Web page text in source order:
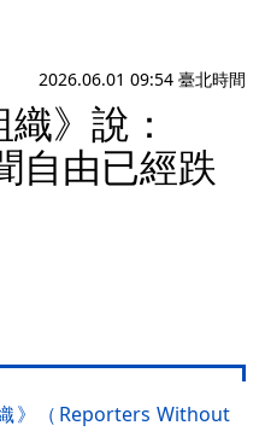
2026.06.01 09:54 臺北時間
》說：
自由已經跌
》（Reporters Without